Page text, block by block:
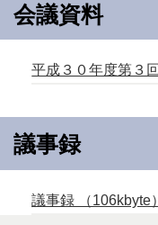
会議資料
平成３０年度第３
議事録
議事録 （106kbyte